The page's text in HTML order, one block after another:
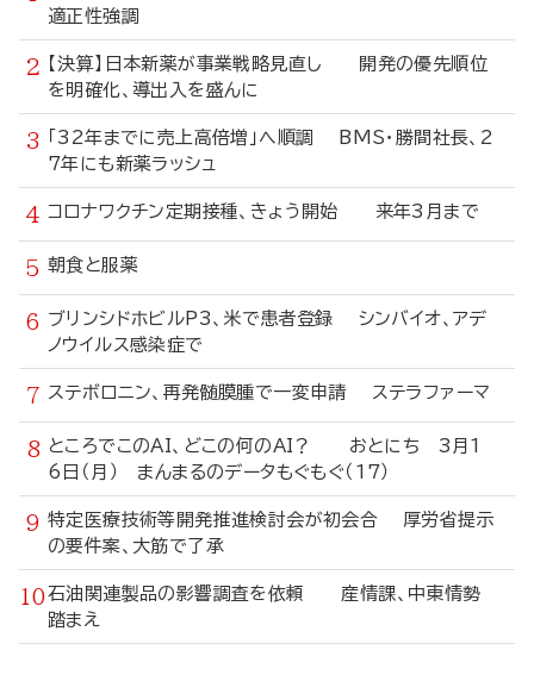
適正性強調
【決算】日本新薬が事業戦略見直し 開発の優先順位
を明確化、導出入を盛んに
「32年までに売上高倍増」へ順調 BMS・勝間社長、2
7年にも新薬ラッシュ
コロナワクチン定期接種、きょう開始 来年3月まで
朝食と服薬
ブリンシドホビルP3、米で患者登録 シンバイオ、アデ
ノウイルス感染症で
ステボロニン、再発髄膜腫で一変申請 ステラファーマ
ところでこのAI、どこの何のAI？ おとにち 3月1
6日（月） まんまるのデータもぐもぐ（17）
特定医療技術等開発推進検討会が初会合 厚労省提示
の要件案、大筋で了承
石油関連製品の影響調査を依頼 産情課、中東情勢
踏まえ